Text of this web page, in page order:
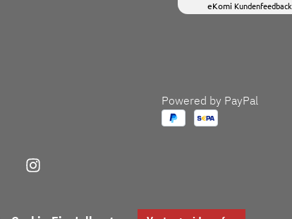
eKomi Kundenfeedback
Powered by PayPal